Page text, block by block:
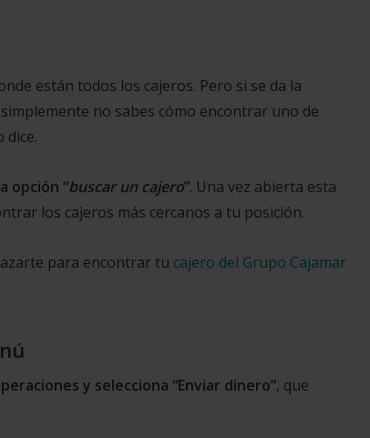
están todos los cajeros. Pero si se da la
no sabes cómo encontrar uno de
dice.
opción “buscar un cajero”. Una vez abierta esta
los cajeros más cercanos a tu posición.
para encontrar tu cajero del Grupo Cajamar
y selecciona “Enviar dinero”, que